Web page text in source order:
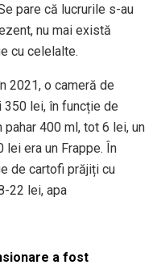
pare că lucrurile s-au
nu mai există
cu celelalte.
2021, o cameră de
350 lei, în funcție de
400 ml, tot 6 lei, un
era un Frappe. În
de cartofi prăjiți cu
22 lei, apa
a fost